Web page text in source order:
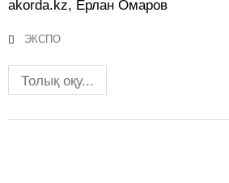
akorda.kz, Ерлан Омаров
ЭКСПО
Толық оқу...